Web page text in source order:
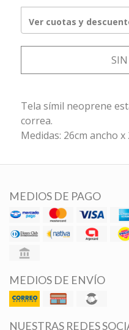
Ver cuotas y
Tela símil neoprene
correa.
Medidas: 26cm ancho x
MEDIOS DE PAGO
MEDIOS DE ENVÍO
NUESTRAS REDES